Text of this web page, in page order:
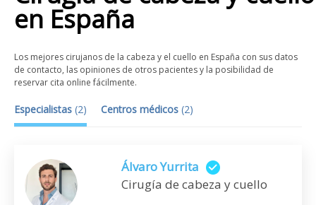
en España
Los mejores cirujanos de la cabeza y el cuello en España con sus datos
de contacto, las opiniones de otros pacientes y la posibilidad de
reservar cita online fácilmente.
Especialistas (2) Centros médicos (2)
Álvaro Yurrita
Cirugía de cabeza y cuello